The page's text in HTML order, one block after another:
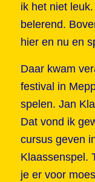
ik het niet
belerend.
hier en nu en
Daar kwam
festival in
spelen. Jan
Dat vond ik
cursus geven
Klaassenspel.
je er voor